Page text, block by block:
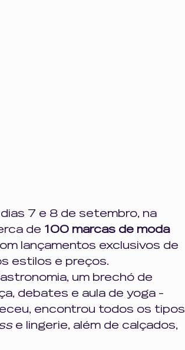
7 e 8 de setembro, na
de 100 marcas de moda
lançamentos exclusivos de
estilos e preços.
um brechó de
debates e aula de yoga -
encontrou todos os tipos
e lingerie, além de calçados,